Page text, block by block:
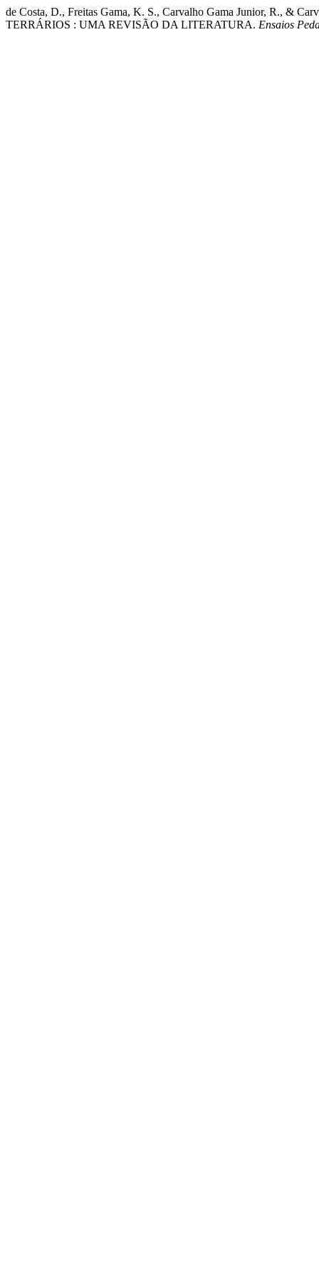
de Costa, D., Freitas Gama, K. S., Carvalho Gama Junior, R., &
TERRÁRIOS : UMA REVISÃO DA LITERATURA. Ensaios